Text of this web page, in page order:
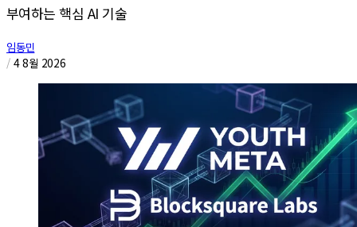
부여하는 핵심 AI 기술
임동민
/ 4 8월 2026